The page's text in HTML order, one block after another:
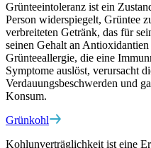
Grünteeintoleranz ist ein
Person widerspiegelt, Grüntee
verbreiteten Getränk, das für
seinen Gehalt an
Grünteeallergie, die eine
Symptome auslöst, verursacht
Verdauungsbeschwerden und
Konsum.
Grünkohl
Kohlunverträglichkeit ist eine